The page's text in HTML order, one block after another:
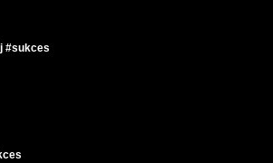
#sukces